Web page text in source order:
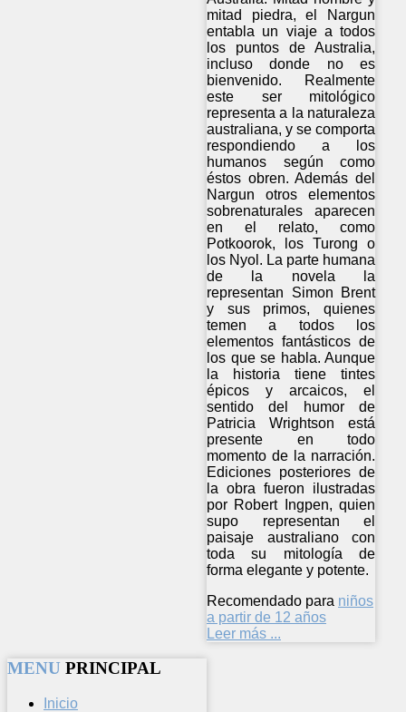
mitad piedra, el Nargun
entabla un viaje a todos
los puntos de Australia,
incluso donde no es
bienvenido. Realmente
este ser mitológico
representa a la naturaleza
australiana, y se comporta
respondiendo a los
humanos según como
éstos obren. Además del
Nargun otros elementos
sobrenaturales aparecen
en el relato, como
Potkoorok, los Turong o
los Nyol. La parte humana
de la novela la
representan Simon Brent
y sus primos, quienes
temen a todos los
elementos fantásticos de
los que se habla. Aunque
la historia tiene tintes
épicos y arcaicos, el
sentido del humor de
Patricia Wrightson está
presente en todo
momento de la narración.
Ediciones posteriores de
la obra fueron ilustradas
por Robert Ingpen, quien
supo representan el
paisaje australiano con
toda su mitología de
forma elegante y potente.
Recomendado para niños
a partir de 12 años
Leer más ...
MENU PRINCIPAL
Inicio